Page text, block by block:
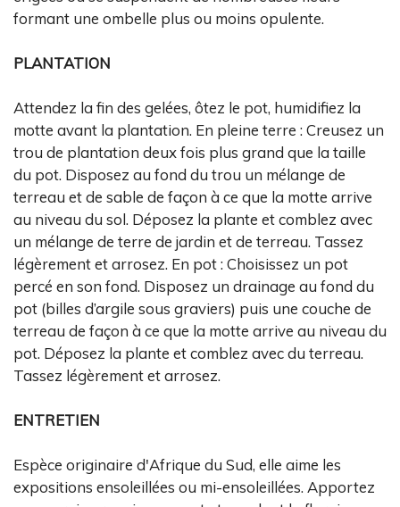
formant une ombelle plus ou moins opulente.
PLANTATION
Attendez la fin des gelées, ôtez le pot, humidifiez la
motte avant la plantation. En pleine terre : Creusez un
trou de plantation deux fois plus grand que la taille
du pot. Disposez au fond du trou un mélange de
terreau et de sable de façon à ce que la motte arrive
au niveau du sol. Déposez la plante et comblez avec
un mélange de terre de jardin et de terreau. Tassez
légèrement et arrosez. En pot : Choisissez un pot
percé en son fond. Disposez un drainage au fond du
pot (billes d’argile sous graviers) puis une couche de
terreau de façon à ce que la motte arrive au niveau du
pot. Déposez la plante et comblez avec du terreau.
Tassez légèrement et arrosez.
ENTRETIEN
Espèce originaire d'Afrique du Sud, elle aime les
expositions ensoleillées ou mi-ensoleillées. Apportez